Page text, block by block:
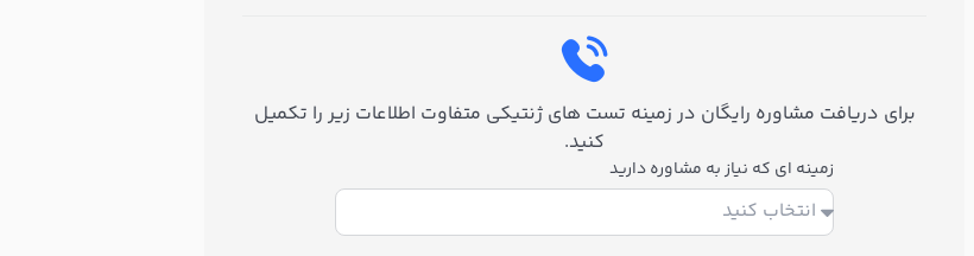
برای دریافت مشاوره رایگان در زمینه تست های ژنتیکی متفاوت اطلاعات زیر را تکمیل
کنید.
زمینه ای که نیاز به مشاوره دارید